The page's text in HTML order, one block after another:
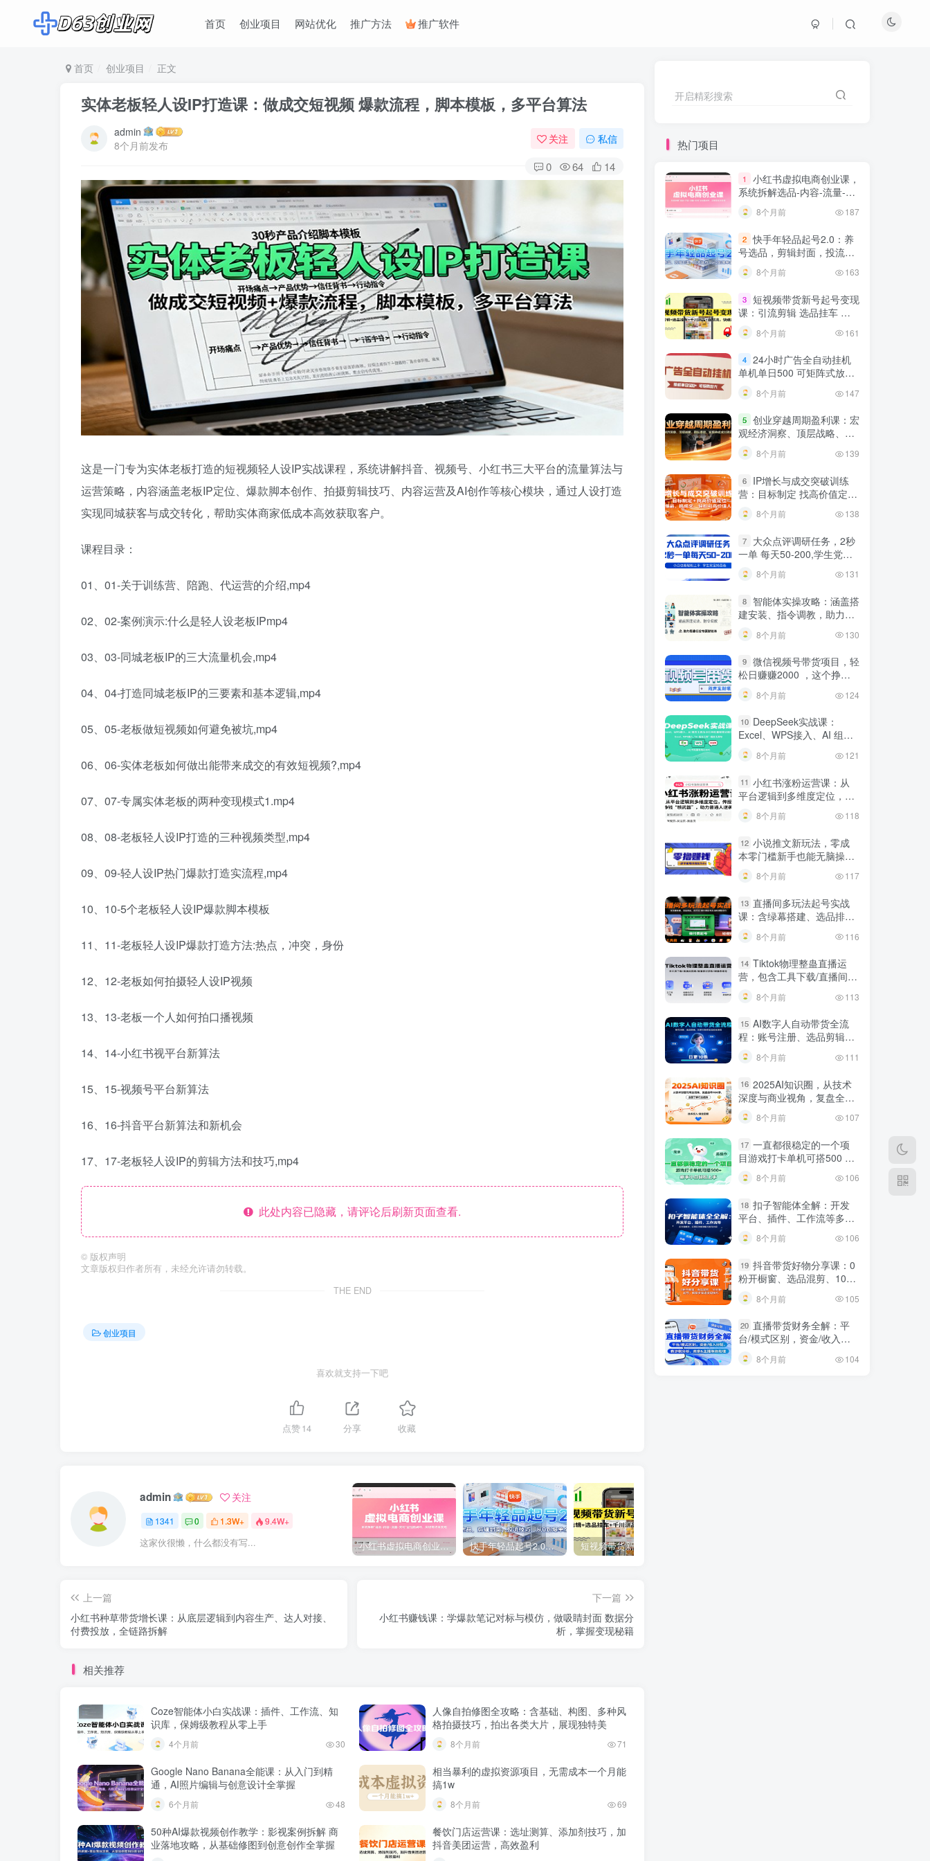
首页 创业项目 网站优化 推广方法 推广软件
首页 创业项目 正文
实体老板轻人设IP打造课：做成交短视频 爆款流程，脚本模板，多平台算法
admin
8个月前发布
关注 私信
0 64 14
这是一门专为实体老板打造的短视频轻人设IP实战课程，系统讲解抖音、视频号、小红书三大平台的流量算法与
运营策略，内容涵盖老板IP定位、爆款脚本创作、拍摄剪辑技巧、内容运营及AI创作等核心模块，通过人设打造
实现同城获客与成交转化，帮助实体商家低成本高效获取客户。
课程目录：
01、01-关于训练营、陪跑、代运营的介绍,mp4
02、02-案例演示:什么是轻人设老板IPmp4
03、03-同城老板IP的三大流量机会,mp4
04、04-打造同城老板IP的三要素和基本逻辑,mp4
05、05-老板做短视频如何避免被坑,mp4
06、06-实体老板如何做出能带来成交的有效短视频?,mp4
07、07-专属实体老板的两种变现模式1.mp4
08、08-老板轻人设IP打造的三种视频类型,mp4
09、09-轻人设IP热门爆款打造实流程,mp4
10、10-5个老板轻人设IP爆款脚本模板
11、11-老板轻人设IP爆款打造方法:热点，冲突，身份
12、12-老板如何拍摄轻人设IP视频
13、13-老板一个人如何拍口播视频
14、14-小红书视平台新算法
15、15-视频号平台新算法
16、16-抖音平台新算法和新机会
17、17-老板轻人设IP的剪辑方法和技巧,mp4
此处内容已隐藏，请评论后刷新页面查看.
© 版权声明
文章版权归作者所有，未经允许请勿转载。
THE END
创业项目
喜欢就支持一下吧
点赞14 分享 收藏
admin 关注
1341 0 1.3W+ 9.4W+
这家伙很懒，什么都没有写... 小红书虚拟电商创业课，系统拆解选品-内容-流量-变现，实现零成本变现 快手年轻品起号2.0：养号选品，剪辑封面，投流技巧，从0到爆单全流程
上一篇
小红书种草带货增长课：从底层逻辑到内容生产、达人对接、
付费投放，全链路拆解
下一篇
小红书赚钱课：学爆款笔记对标与模仿，做吸睛封面 数据分
析，掌握变现秘籍
相关推荐
Coze智能体小白实战课：插件、工作流、知
识库，保姆级教程从零上手
4个月前 30
人像自拍修图全攻略：含基础、构图、多种风
格拍摄技巧，拍出各类大片，展现独特美
8个月前 71
Google Nano Banana全能课：从入门到精
通，AI照片编辑与创意设计全掌握
6个月前 48
相当暴利的虚拟资源项目，无需成本一个月能
搞1w
8个月前 69
50种AI爆款视频创作教学：影视案例拆解 商
业落地攻略，从基础修图到创意创作全掌握
餐饮门店运营课：选址测算、添加剂技巧，加
抖音美团运营，高效盈利
开启精彩搜索
热门项目
1
小红书虚拟电商创业课，
系统拆解选品-内容-流量-变
8个月前 187
2 快手年轻品起号2.0：养
号选品，剪辑封面，投流技
8个月前 163
3
短视频带货新号起号变现
课：引流剪辑 选品挂车 千
川测品 自然流，快速起量
8个月前 161
4 24小时广告全自动挂机
单机单日500 可矩阵式放大
无需人工看守 新手小白轻松
玩转8个月前 147
5 创业穿越周期盈利课：宏
观经济洞察、顶层战略、团
队搭建，实现持续成长稳定
变现8个月前 139
6
IP增长与成交突破训练
营：目标制定 找高价值定
引高价值人脉
8个月前 138
7
大众点评调研任务，2秒
一单 每天50-200,学生党宝
8个月前 131
8
智能体实操攻略：涵盖搭
建安装、指令调教，助力搭
建行业专属智能体
8个月前 130
9 微信视频号带货项目，轻
松日赚赚2000 ，这个挣钱
入口很多伙伴都在闷声发财
8个月前 124
10 DeepSeek实战课：
Excel、WPS接入、AI 组合
工具与小红书批量做笔记技
巧
8个月前 121
11 小红书涨粉运营课：从
平台逻辑到多维度定位，传
人逆袭8个月前 118
12 小说推文新玩法，零成
本零门槛新手也能无脑操
8个月前 117
13 直播间多玩法起号实战
课：含绿幕搭建、选品排
规调整技巧
8个月前 116
14 Tiktok物理整蛊直播运
营，包含工具下载/直播间搭
建/直播素材获取/跟播思路
等
8个月前 113
15 AI数字人自动带货全流
程：账号注册、选品剪辑，
日更10条作品自动化变现
8个月前 111
16 2025AI知识圈，从技术
深度与商业视角，复盘全年
AI大事，全面了解行业趋势
8个月前 107
17 一直都很稳定的一个项
目游戏打卡单机可搭500 ，
8个月前 106
18 扣子智能体全解：开发
平台、插件、工作流等多方
发布内容
8个月前 106
19 抖音带货好物分享课：0
粉开橱窗、选品混剪、1000
粉起号，解锁多渠道变现技
巧
8个月前 105
20 直播带货财务全解：平
台/模式区别，资金/收入分
配，涉税分析，商家
8个月前 104